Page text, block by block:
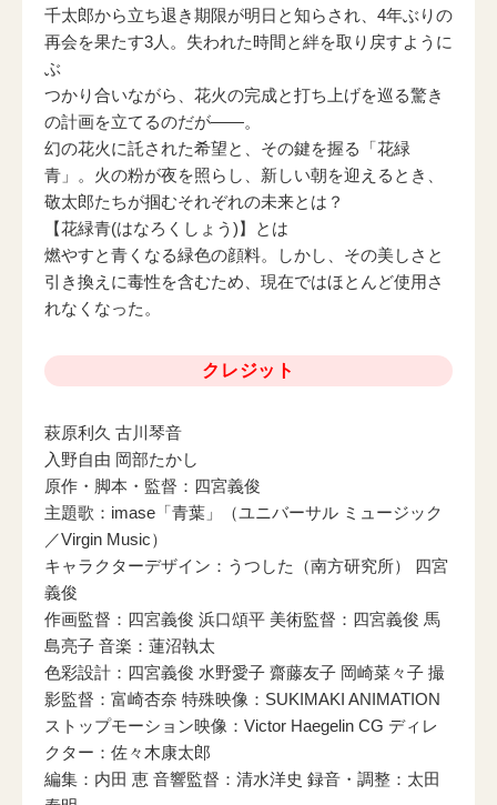
千太郎から立ち退き期限が明日と知らされ、4年ぶりの
再会を果たす3人。失われた時間と絆を取り戻すように
ぶ
つかり合いながら、花火の完成と打ち上げを巡る驚き
の計画を立てるのだが――。
幻の花火に託された希望と、その鍵を握る「花緑
青」。火の粉が夜を照らし、新しい朝を迎えるとき、
敬太郎たちが掴むそれぞれの未来とは？
【花緑青(はなろくしょう)】とは
燃やすと青くなる緑色の顔料。しかし、その美しさと
引き換えに毒性を含むため、現在ではほとんど使用さ
れなくなった。
クレジット
萩原利久 古川琴音
入野自由 岡部たかし
原作・脚本・監督：四宮義俊
主題歌：imase「青葉」（ユニバーサル ミュージック
／Virgin Music）
キャラクターデザイン：うつした（南方研究所） 四宮
義俊
作画監督：四宮義俊 浜口頌平 美術監督：四宮義俊 馬
島亮子 音楽：蓮沼執太
色彩設計：四宮義俊 水野愛子 齋藤友子 岡崎菜々子 撮
影監督：富崎杏奈 特殊映像：SUKIMAKI ANIMATION
ストップモーション映像：Victor Haegelin CG ディレ
クター：佐々木康太郎
編集：内田 恵 音響監督：清水洋史 録音・調整：太田